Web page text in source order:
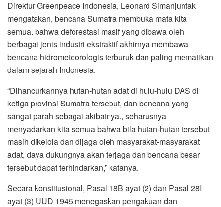
Direktur Greenpeace Indonesia, Leonard Simanjuntak
mengatakan, bencana Sumatra membuka mata kita
semua, bahwa deforestasi masif yang dibawa oleh
berbagai jenis industri ekstraktif akhirnya membawa
bencana hidrometeorologis terburuk dan paling mematikan
dalam sejarah Indonesia.
“Dihancurkannya hutan-hutan adat di hulu-hulu DAS di
ketiga provinsi Sumatra tersebut, dan bencana yang
sangat parah sebagai akibatnya., seharusnya
menyadarkan kita semua bahwa bila hutan-hutan tersebut
masih dikelola dan dijaga oleh masyarakat-masyarakat
adat, daya dukungnya akan terjaga dan bencana besar
tersebut dapat terhindarkan,” katanya.
Secara konstitusional, Pasal 18B ayat (2) dan Pasal 28I
ayat (3) UUD 1945 menegaskan pengakuan dan